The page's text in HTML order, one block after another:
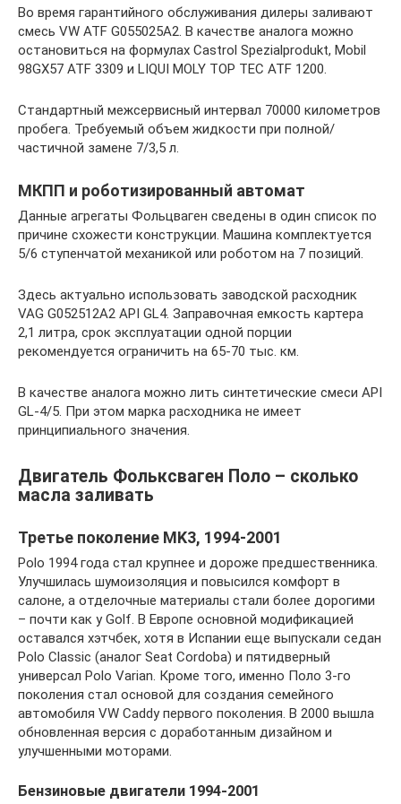
Во время гарантийного обслуживания дилеры заливают
смесь VW ATF G055025A2. В качестве аналога можно
остановиться на формулах Castrol Spezialprodukt, Mobil
98GX57 ATF 3309 и LIQUI MOLY TOP TEC ATF 1200.
Стандартный межсервисный интервал 70000 километров
пробега. Требуемый объем жидкости при полной/
частичной замене 7/3,5 л.
МКПП и роботизированный автомат
Данные агрегаты Фольцваген сведены в один список по
причине схожести конструкции. Машина комплектуется
5/6 ступенчатой механикой или роботом на 7 позиций.
Здесь актуально использовать заводской расходник
VAG G052512A2 API GL4. Заправочная емкость картера
2,1 литра, срок эксплуатации одной порции
рекомендуется ограничить на 65-70 тыс. км.
В качестве аналога можно лить синтетические смеси API
GL-4/5. При этом марка расходника не имеет
принципиального значения.
Двигатель Фольксваген Поло – сколько
масла заливать
Третье поколение MK3, 1994-2001
Polo 1994 года стал крупнее и дороже предшественника.
Улучшилась шумоизоляция и повысился комфорт в
салоне, а отделочные материалы стали более дорогими
– почти как у Golf. В Европе основной модификацией
оставался хэтчбек, хотя в Испании еще выпускали седан
Polo Classic (аналог Seat Cordoba) и пятидверный
универсал Polo Varian. Кроме того, именно Поло 3-го
поколения стал основой для создания семейного
автомобиля VW Caddy первого поколения. В 2000 вышла
обновленная версия с доработанным дизайном и
улучшенными моторами.
Бензиновые двигатели 1994-2001